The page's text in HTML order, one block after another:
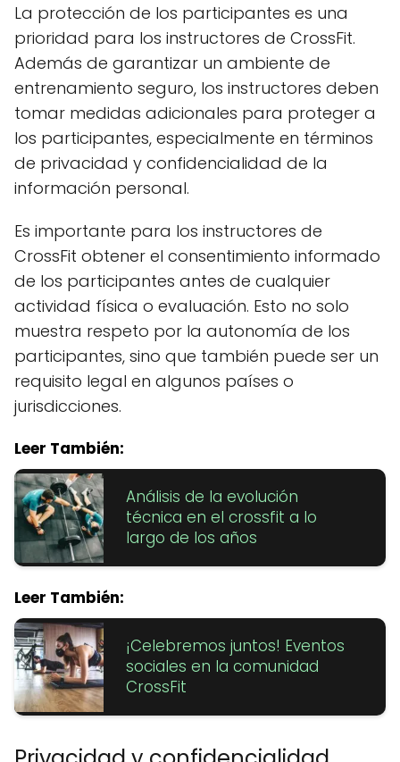
La protección de los participantes es una
prioridad para los instructores de CrossFit.
Además de garantizar un ambiente de
entrenamiento seguro, los instructores deben
tomar medidas adicionales para proteger a
los participantes, especialmente en términos
de privacidad y confidencialidad de la
información personal.
Es importante para los instructores de
CrossFit obtener el consentimiento informado
de los participantes antes de cualquier
actividad física o evaluación. Esto no solo
muestra respeto por la autonomía de los
participantes, sino que también puede ser un
requisito legal en algunos países o
jurisdicciones.
Leer También:
Análisis de la evolución
técnica en el crossfit a lo
largo de los años
Leer También:
¡Celebremos juntos! Eventos
sociales en la comunidad
CrossFit